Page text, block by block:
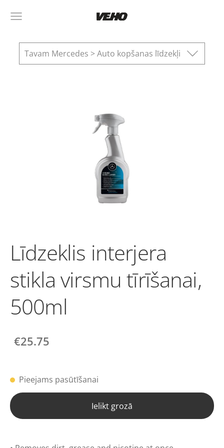
Tavam Mercedes > Auto kopšanas līdzekļi
Līdzeklis interjera
stikla virsmu tīrīšanai,
500ml
€25.75
Pieejams pasūtīšanai
Ielikt grozā